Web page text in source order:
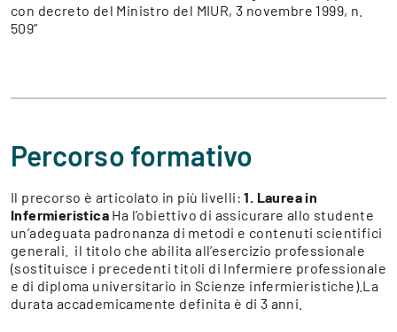
con decreto del Ministro del MIUR, 3 novembre 1999, n.
509”
Percorso formativo
Il precorso è articolato in più livelli:1. Laurea in
Infermieristica Ha l’obiettivo di assicurare allo studente
un’adeguata padronanza di metodi e contenuti scientifici
generali. il titolo che abilita all’esercizio professionale
(sostituisce i precedenti titoli di Infermiere professionale
e di diploma universitario in Scienze infermieristiche).La
durata accademicamente definita è di 3 anni.